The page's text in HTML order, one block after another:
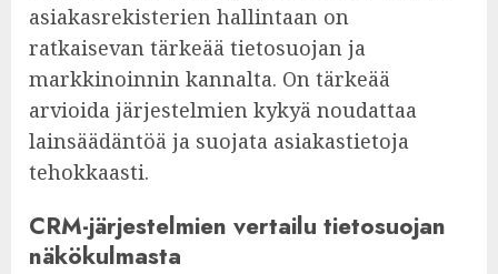
asiakasrekisterien hallintaan on
ratkaisevan tärkeää tietosuojan ja
markkinoinnin kannalta. On tärkeää
arvioida järjestelmien kykyä noudattaa
lainsäädäntöä ja suojata asiakastietoja
tehokkaasti.
CRM-järjestelmien vertailu tietosuojan
näkökulmasta